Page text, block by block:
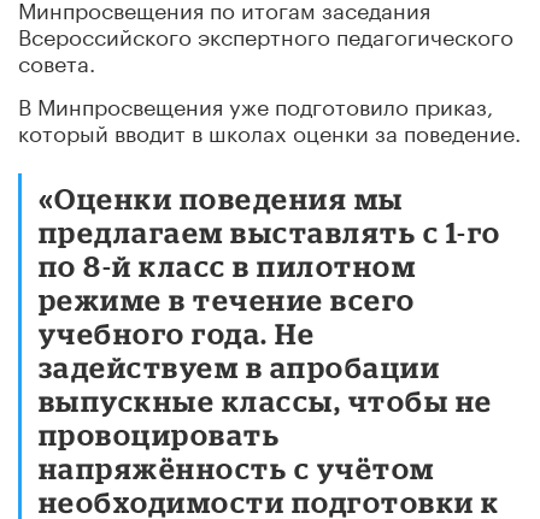
Минпросвещения по итогам заседания
Всероссийского экспертного педагогического
совета.
В Минпросвещения уже подготовило приказ,
который вводит в школах оценки за поведение.
«Оценки поведения мы
предлагаем выставлять с 1-го
по 8-й класс в пилотном
режиме в течение всего
учебного года. Не
задействуем в апробации
выпускные классы, чтобы не
провоцировать
напряжённость с учётом
необходимости подготовки к